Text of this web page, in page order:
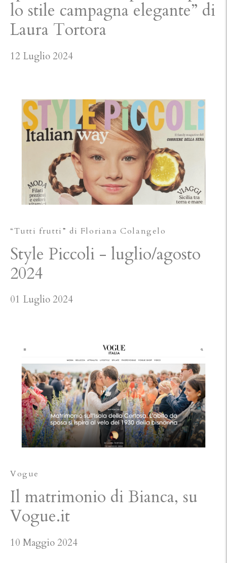
lo stile campagna elegante” di
Laura Tortora
12 Luglio 2024
“Tutti frutti” di Floriana Colangelo
Style Piccoli - luglio/agosto
2024
01 Luglio 2024
Vogue
Il matrimonio di Bianca, su
Vogue.it
10 Maggio 2024